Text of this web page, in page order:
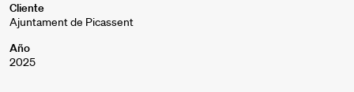
Cliente
Ajuntament de Picassent
Año
2025